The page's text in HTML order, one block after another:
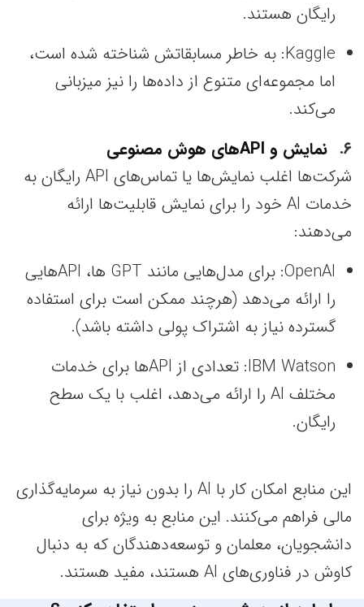
رایگان هستند.
Kaggle: به خاطر مسابقاتش شناخته شده است،
اما مجموعه‌ای متنوع از داده‌ها را نیز میزبانی
می‌کند.
۶
نمایش و API‌های هوش مصنوعی
شرکت‌ها اغلب نمایش‌ها یا تماس‌های API رایگان به
خدمات AI خود را برای نمایش قابلیت‌ها ارائه
می‌دهند:
OpenAI: برای مدل‌هایی مانند GPT ها، API‌هایی
را ارائه می‌دهد (هرچند ممکن است برای استفاده
گسترده نیاز به اشتراک پولی داشته باشد).
IBM Watson: تعدادی از API‌ها برای خدمات
مختلف AI را ارائه می‌دهد، اغلب با یک سطح
رایگان.
این منابع امکان کار با AI را بدون نیاز به سرمایه‌گذاری
مالی فراهم می‌کنند. این منابع به ویژه برای
دانشجویان، معلمان و توسعه‌دهندگان که به دنبال
کاوش در فناوری‌های AI هستند، مفید هستند.